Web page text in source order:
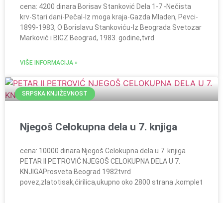
cena: 4200 dinara Borisav Stanković Dela 1-7 -Nečista
krv-Stari dani-Pečal-Iz moga kraja-Gazda Mladen, Pevci-
1899-1983, O Borislavu Stankoviću-Iz Beograda Svetozar
Marković i BIGZ Beograd, 1983. godine,tvrd
VIŠE INFORMACIJA »
SRPSKA KNJIŽEVNOST
Njegoš Celokupna dela u 7. knjiga
cena: 10000 dinara Njegoš Celokupna dela u 7. knjiga
PETAR II PETROVIĆ NJEGOŠ CELOKUPNA DELA U 7.
KNJIGAProsveta Beograd 1982tvrd
povez,zlatotisak,ćirilica,ukupno oko 2800 strana ,komplet